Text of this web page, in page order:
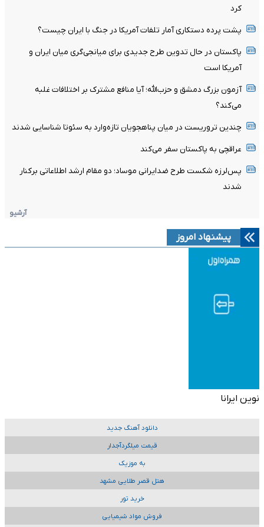
کرد
پشت پرده دستکاری آمار تلفات آمریکا در جنگ با ایران چیست؟
پاکستان در حال تدوین طرح جدیدی برای میانجی‌گری میان ایران و
آمریکا است
آزمون بزرگ دمشق و حزب‌الله؛ آیا منافع مشترک بر اختلافات غلبه
می‌کند؟
چندین تروریست در میان پناهجویان تازه‌وارد به سئوتا شناسایی شدند
عراقچی به پاکستان سفر می‌کند
پس‌لرزه شکست طرح ضدایرانی موساد؛ دو مقام ارشد اطلاعاتی برکنار
شدند
آرشیو
پیشنهاد امروز
نوین ایرانا
دانلود آهنگ جدید
قیمت میلگردآجدار
به موزیک
هتل قصر طلایی مشهد
خرید تور
فروش مواد شیمیایی